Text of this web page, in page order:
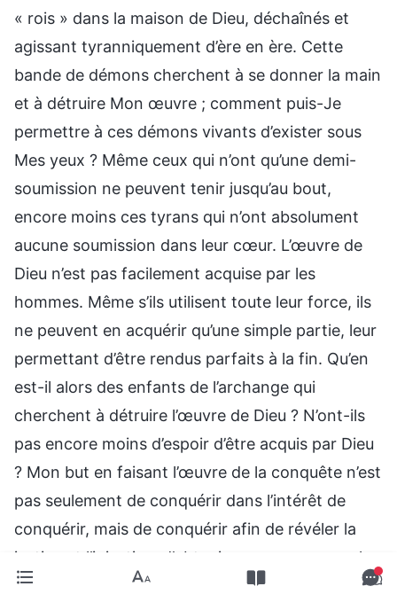
« rois » dans la maison de Dieu, déchaînés et
agissant tyranniquement d’ère en ère. Cette
bande de démons cherchent à se donner la main
et à détruire Mon œuvre ; comment puis-Je
permettre à ces démons vivants d’exister sous
Mes yeux ? Même ceux qui n’ont qu’une demi-
soumission ne peuvent tenir jusqu’au bout,
encore moins ces tyrans qui n’ont absolument
aucune soumission dans leur cœur. L’œuvre de
Dieu n’est pas facilement acquise par les
hommes. Même s’ils utilisent toute leur force, ils
ne peuvent en acquérir qu’une simple partie, leur
permettant d’être rendus parfaits à la fin. Qu’en
est-il alors des enfants de l’archange qui
cherchent à détruire l’œuvre de Dieu ? N’ont-ils
pas encore moins d’espoir d’être acquis par Dieu
? Mon but en faisant l’œuvre de la conquête n’est
pas seulement de conquérir dans l’intérêt de
conquérir, mais de conquérir afin de révéler la
justice et l’injustice, d’obtenir une preuve pour la
punition de l’homme, de condamner les